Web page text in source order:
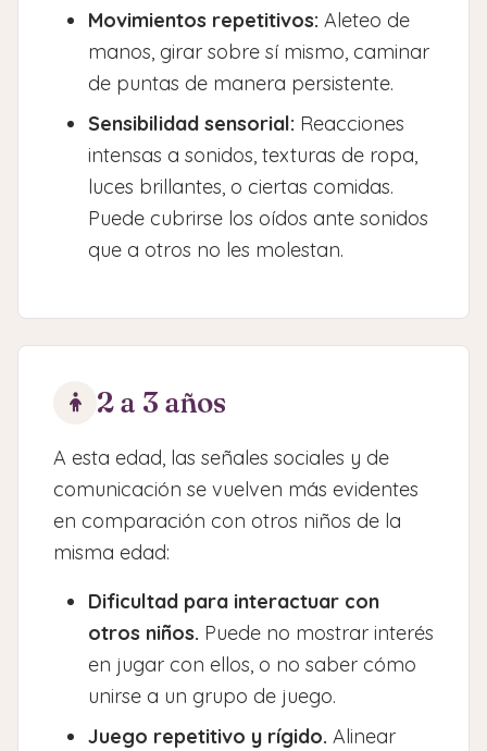
Movimientos repetitivos: Aleteo de
manos, girar sobre sí mismo, caminar
de puntas de manera persistente.
Sensibilidad sensorial: Reacciones
intensas a sonidos, texturas de ropa,
luces brillantes, o ciertas comidas.
Puede cubrirse los oídos ante sonidos
que a otros no les molestan.
2 a 3 años
A esta edad, las señales sociales y de
comunicación se vuelven más evidentes
en comparación con otros niños de la
misma edad:
Dificultad para interactuar con
otros niños. Puede no mostrar interés
en jugar con ellos, o no saber cómo
unirse a un grupo de juego.
Juego repetitivo y rígido. Alinear